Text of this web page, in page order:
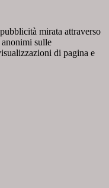
mirata attraverso
sulle
di pagina e